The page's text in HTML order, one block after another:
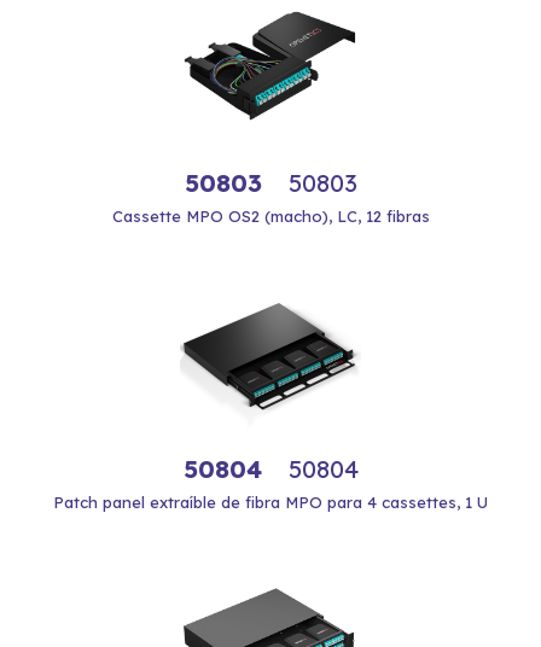
50803 50803
Cassette MPO OS2 (macho), LC, 12 fibras
50804 50804
Patch panel extraíble de fibra MPO para 4 cassettes, 1 U